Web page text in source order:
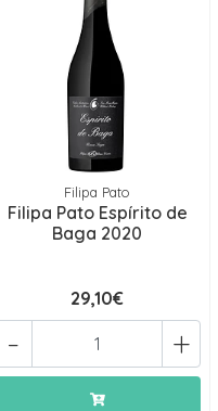
Filipa Pato
Filipa Pato Espírito de
Baga 2020
29,10€
+
-